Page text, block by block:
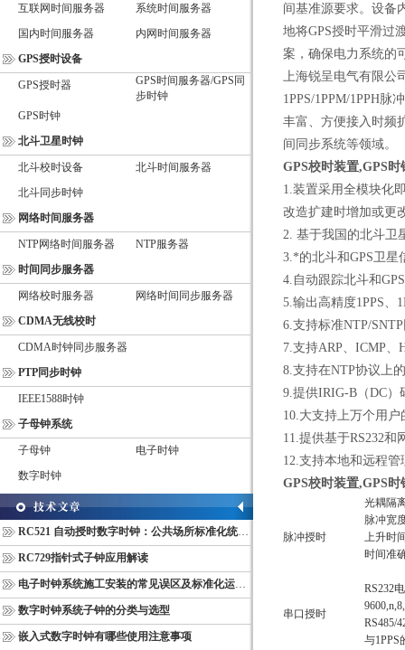
互联网时间服务器
系统时间服务器
国内时间服务器
内网时间服务器
GPS授时设备
GPS授时器
GPS时间服务器/GPS同
步时钟
GPS时钟
北斗卫星时钟
北斗校时设备
北斗时间服务器
北斗同步时钟
网络时间服务器
NTP网络时间服务器
NTP服务器
时间同步服务器
网络校时服务器
网络时间同步服务器
CDMA无线校时
CDMA时钟同步服务器
PTP同步时钟
IEEE1588时钟
子母钟系统
子母钟
电子时钟
数字时钟
RC521 自动授时数字时钟：公共场所标准化统一计时终端
RC729指针式子钟应用解读
电子时钟系统施工安装的常见误区及标准化运维管理规范
数字时钟系统子钟的分类与选型
嵌入式数字时钟有哪些使用注意事项
间基准源要求。设备
地将GPS授时平滑过
案，确保电力系统的
上海锐呈电气有限公
1PPS/1PPM/1PPH脉
丰富、方便接入时频
间同步系统等领域。
GPS校时装置,GPS时
1.装置采用全模块化
改造扩建时增加或更
2. 基于我国的北斗卫
3.*的北斗和GPS卫星
4.自动跟踪北斗和
5.输出高精度1PPS、
6.支持标准NTP/
7.支持ARP、ICMP、
8.支持在NTP协议上
9.提供IRIG-B（DC）
10.大支持上万个用
11.提供基于RS232
12.支持本地和远程管
GPS校时装置,GPS时
脉冲授时
光耦隔
脉冲宽
上升时
时间准
串口授时
RS232
RS485/
与1PPS